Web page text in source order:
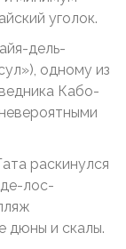
уголок.
дель-
одному из
Кабо-
раскинулся
лос-
дюны и скалы.